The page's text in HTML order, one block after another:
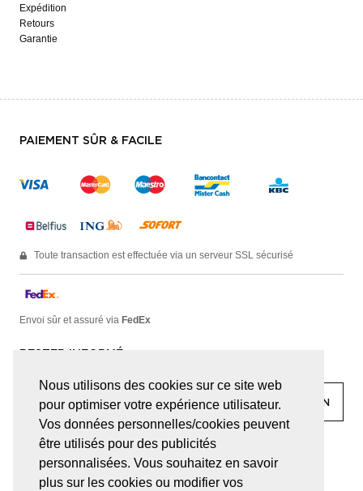
Nous utilisons des cookies sur ce site web
pour optimiser votre expérience utilisateur.
Vos données personnelles/cookies peuvent
être utilisés pour des publicités
personnalisées. Vous souhaitez en savoir
plus sur les cookies ou modifier vos
Expédition
Retours
Garantie
PAIEMENT SÛR & FACILE
Toute transaction est effectuée via un serveur SSL sécurisé
Envoi sûr et assuré via FedEx
RESTER INFORMÉ
facebook linkedin